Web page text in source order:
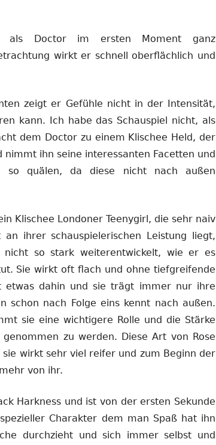
als Doctor im ersten Moment ganz
wirkt er schnell oberflächlich und
zeigt er Gefühle nicht in der Intensität,
kann. Ich habe das Schauspiel nicht, als
dem Doctor zu einem Klischee Held, der
ihn seine interessanten Facetten und
so quälen, da diese nicht nach außen
Klischee Londoner Teenygirl, die sehr naiv
ihrer schauspielerischen Leistung liegt,
so stark weiterentwickelt, wie er es
Sie wirkt oft flach und ohne tiefgreifende
etwas dahin und sie trägt immer nur ihre
schon nach Folge eins kennt nach außen.
sie eine wichtigere Rolle und die Stärke
zu werden. Diese Art von Rose
wirkt sehr viel reifer und zum Beginn der
von ihr.
Harkness und ist von der ersten Sekunde
Charakter dem man Spaß hat ihn
durchzieht und sich immer selbst und